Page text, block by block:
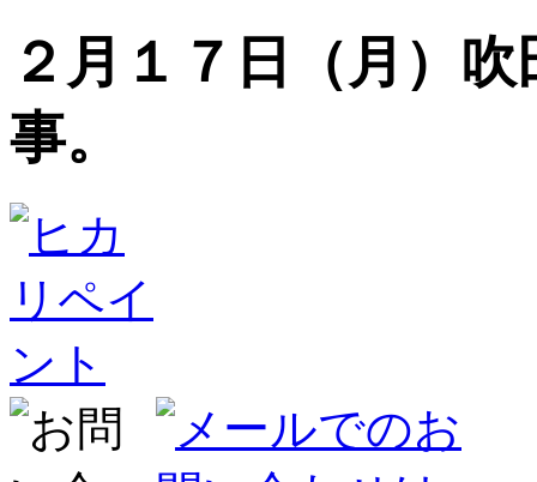
２月１７日（月）
事。